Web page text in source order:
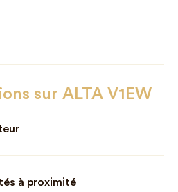
sur ALTA V1EW
à proximité